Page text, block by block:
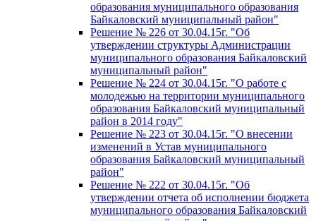
образования муниципального образования
Байкаловский муниципальный район"
Решение № 226 от 30.04.15г. "Об
утверждении структуры Администрации
муниципального образования Байкаловский
муниципальный район"
Решение № 224 от 30.04.15г. "О работе с
молодежью на территории муниципального
образования Байкаловский муниципальный
район в 2014 году"
Решение № 223 от 30.04.15г. "О внесении
изменений в Устав муниципального
образования Байкаловский муниципальный
район"
Решение № 222 от 30.04.15г. "Об
утверждении отчета об исполнении бюджета
муниципального образования Байкаловский